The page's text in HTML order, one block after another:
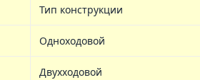
Тип конструкции
Одноходовой
Двухходовой